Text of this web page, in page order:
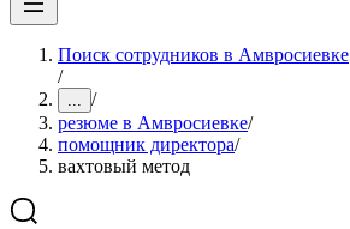
Поиск сотрудников в Амвросиевке
/
... /
резюме в Амвросиевке/
помощник директора/
вахтовый метод